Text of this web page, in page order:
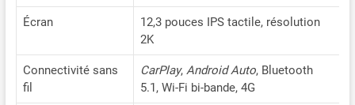
Câble et sans fil intégrés &
simplement votre iPhone
via Bluetooth pour utiliser
CarPlay, ou votre téléphone
Écran
12,3 pouces IPS tactile, résolution
2K
Connectivité sans
fil
CarPlay, Android Auto, Bluetooth
5.1, Wi-Fi bi-bande, 4G